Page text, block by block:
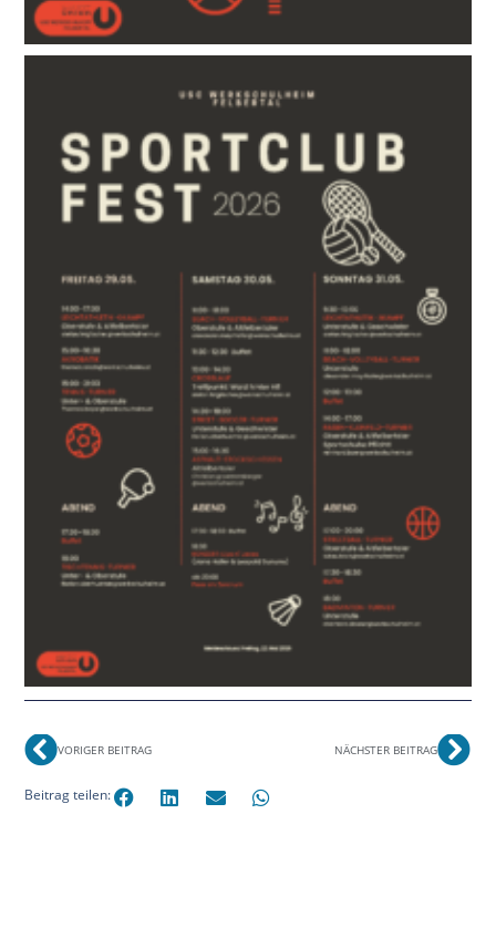
VORIGER BEITRAG NÄCHSTER BEITRAG
Beitrag teilen: